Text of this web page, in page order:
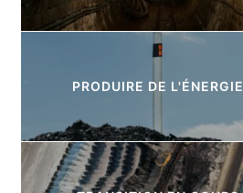
10 Articles
PRODUIRE DE L'ÉNERGIE
8 Articles